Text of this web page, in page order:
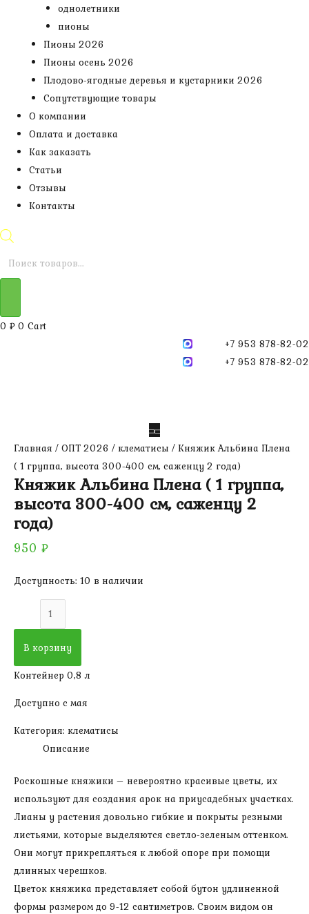
однолетники
пионы
Пионы 2026
Пионы осень 2026
Плодово-ягодные деревья и кустарники 2026
Сопутствующие товары
О компании
Оплата и доставка
Как заказать
Статьи
Отзывы
Контакты
Поиск
0 ₽ 0 Cart
+7 953 878-82-02
+7 953 878-82-02
Главная / ОПТ 2026 / клематисы / Княжик Альбина Плена
( 1 группа, высота 300-400 см, саженцу 2 года)
Княжик Альбина Плена ( 1 группа,
высота 300-400 см, саженцу 2
года)
950 ₽
Доступность: 10 в наличии
Количество
товара
Княжик
Плена
(
группа,
высота
400
см,
саженцу
2
года)
В корзину
Контейнер 0,8 л
Доступно с мая
Категория: клематисы
Описание
Роскошные княжики – невероятно красивые цветы, их
используют для создания арок на приусадебных участках.
Лианы у растения довольно гибкие и покрыты резными
листьями, которые выделяются светло-зеленым оттенком.
Они могут прикрепляться к любой опоре при помощи
длинных черешков.
Цветок княжика представляет собой бутон удлиненной
формы размером до 9-12 сантиметров. Своим видом он